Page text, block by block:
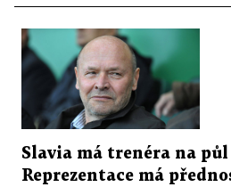
Slavia má trenéra na půl
Reprezentace má